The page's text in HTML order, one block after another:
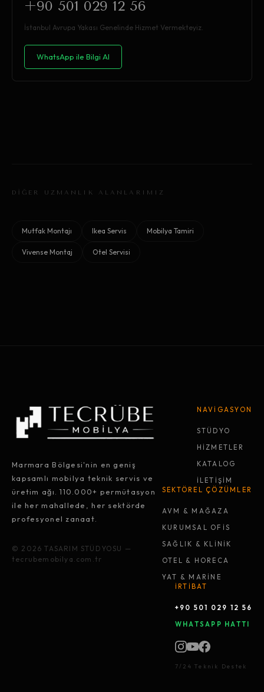
+90 501 029 12 56
İstanbul Avrupa Yakası Genelinde Hizmet Vermekteyiz.
WhatsApp ile Bilgi Al
DİĞER UZMANLIK ALANLARIMIZ
Mutfak Montajı Ikea Servis Mobilya Tamiri
Vivense Montaj Otel Servisi
Marmara Bölgesi'nin en geniş
kapsamlı mobilya teknik servis ve
üretim ağı. 110.000+ permütasyon
ile her mahallede, her sektörde
profesyonel zanaat.
© 2026 TASARIM STÜDYOSU —
tecrubemobilya.com.tr
NAVİGASYON
STÜDYO
HİZMETLER
KATALOG
İLETİŞİM
SEKTÖREL ÇÖZÜMLER
AVM & MAĞAZA
KURUMSAL OFİS
SAĞLIK & KLİNİK
OTEL & HORECA
YAT & MARİNE
İRTİBAT
+90 501 029 12 56
WHATSAPP HATTI
7/24 Teknik Destek